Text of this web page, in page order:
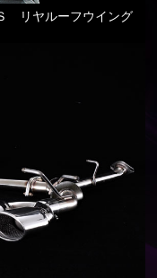
リヤルーフウイング